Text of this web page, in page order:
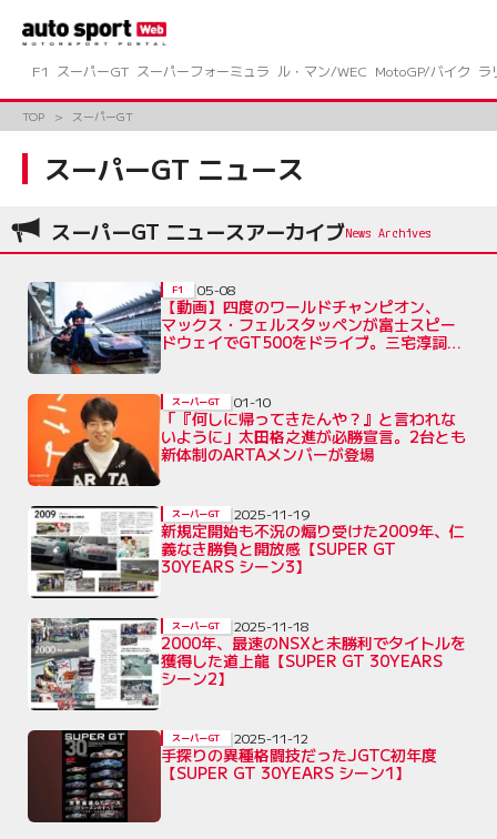
ツ
ス
F1 スーパーGT スーパーフォーミュラ ル・マン/WEC MotoGP/バイク ラ
TOP スーパーGT
スーパーGT ニュース
スーパーGT ニュースアーカイブ
【動画】四度のワールドチャンピオン、
マックス・フェルスタッペンが富士スピー
ドウェイでGT500をドライブ。三宅淳詞の
F1 05-08
「『何しに帰ってきたんや？』と言われな
いように」太田格之進が必勝宣言。2台とも
新体制のARTAメンバーが登場
スーパーGT 01-10
新規定開始も不況の煽り受けた2009年、仁
義なき勝負と開放感【SUPER GT
30YEARS シーン3】
スーパーGT 2025-11-19
2000年、最速のNSXと未勝利でタイトルを
獲得した道上龍【SUPER GT 30YEARS
シーン2】
スーパーGT 2025-11-18
手探りの異種格闘技だったJGTC初年度
【SUPER GT 30YEARS シーン1】
スーパーGT 2025-11-12